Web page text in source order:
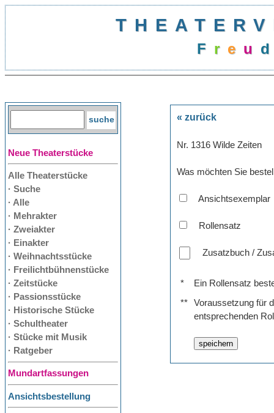
F r e u d
Neue Theaterstücke
Alle Theaterstücke
· Suche
· Alle
· Mehrakter
· Zweiakter
· Einakter
· Weihnachtsstücke
· Freilichtbühnenstücke
· Zeitstücke
· Passionsstücke
· Historische Stücke
· Schultheater
· Stücke mit Musik
· Ratgeber
Mundartfassungen
Ansichtsbestellung
« zurück
Nr. 1316 Wilde Zeiten
Was möchten Sie
Ansichtsexemplar
Rollensatz
Zusatzbuch /
*
Ein Rollensatz
**
Voraussetzung für
entsprechenden